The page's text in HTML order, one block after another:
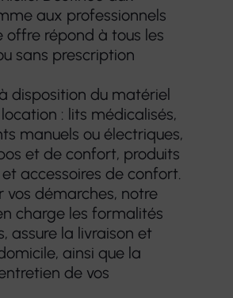
aux professionnels
offre répond à tous les
sans prescription
disposition du matériel
: lits médicalisés,
manuels ou électriques,
et de confort, produits
accessoires de confort.
vos démarches, notre
charge les formalités
assure la livraison et
ainsi que la
de vos